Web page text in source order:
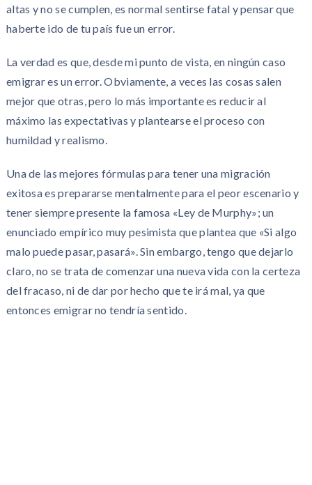
altas y no se cumplen, es normal sentirse fatal y pensar que
haberte ido de tu país fue un error.
La verdad es que, desde mi punto de vista, en ningún caso
emigrar es un error. Obviamente, a veces las cosas salen
mejor que otras, pero lo más importante es reducir al
máximo las expectativas y plantearse el proceso con
humildad y realismo.
Una de las mejores fórmulas para tener una migración
exitosa es prepararse mentalmente para el peor escenario y
tener siempre presente la famosa «Ley de Murphy»; un
enunciado empírico muy pesimista que plantea que «Si algo
malo puede pasar, pasará». Sin embargo, tengo que dejarlo
claro, no se trata de comenzar una nueva vida con la certeza
del fracaso, ni de dar por hecho que te irá mal, ya que
entonces emigrar no tendría sentido.